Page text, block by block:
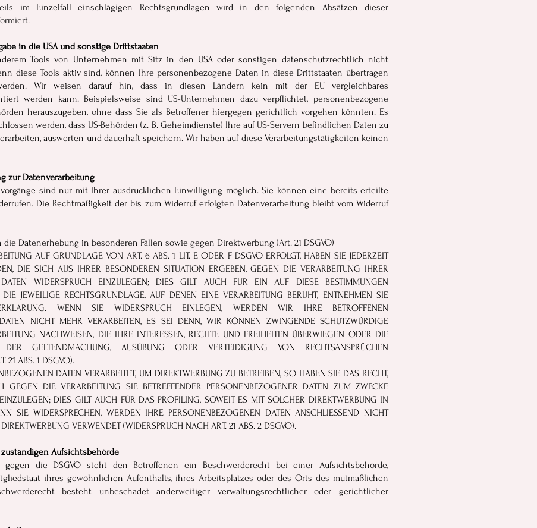
im Einzelfall einschlägigen Rechtsgrundlagen wird in den folgenden Absätzen dieser
in die USA und sonstige Drittstaaten
Tools von Unternehmen mit Sitz in den USA oder sonstigen datenschutzrechtlich nicht
diese Tools aktiv sind, können Ihre personenbezogene Daten in diese Drittstaaten übertragen
Wir weisen darauf hin, dass in diesen Ländern kein mit der EU vergleichbares
werden kann. Beispielsweise sind US-Unternehmen dazu verpflichtet, personenbezogene
herauszugeben, ohne dass Sie als Betroffener hiergegen gerichtlich vorgehen könnten. Es
werden, dass US-Behörden (z. B. Geheimdienste) Ihre auf US-Servern befindlichen Daten zu
auswerten und dauerhaft speichern. Wir haben auf diese Verarbeitungstätigkeiten keinen
zur Datenverarbeitung
sind nur mit Ihrer ausdrücklichen Einwilligung möglich. Sie können eine bereits erteilte
Die Rechtmäßigkeit der bis zum Widerruf erfolgten Datenverarbeitung bleibt vom Widerruf
Datenerhebung in besonderen Fällen sowie gegen Direktwerbung (Art. 21 DSGVO)
AUF GRUNDLAGE VON ART. 6 ABS. 1 LIT. E ODER F DSGVO ERFOLGT, HABEN SIE JEDERZEIT
DIE SICH AUS IHRER BESONDEREN SITUATION ERGEBEN, GEGEN DIE VERARBEITUNG IHRER
DATEN WIDERSPRUCH EINZULEGEN; DIES GILT AUCH FÜR EIN AUF DIESE BESTIMMUNGEN
DIE JEWEILIGE RECHTSGRUNDLAGE, AUF DENEN EINE VERARBEITUNG BERUHT, ENTNEHMEN SIE
WENN SIE WIDERSPRUCH EINLEGEN, WERDEN WIR IHRE BETROFFENEN
NICHT MEHR VERARBEITEN, ES SEI DENN, WIR KÖNNEN ZWINGENDE SCHUTZWÜRDIGE
NACHWEISEN, DIE IHRE INTERESSEN, RECHTE UND FREIHEITEN ÜBERWIEGEN ODER DIE
GELTENDMACHUNG, AUSÜBUNG ODER VERTEIDIGUNG VON RECHTSANSPRÜCHEN
21 ABS. 1 DSGVO).
DATEN VERARBEITET, UM DIREKTWERBUNG ZU BETREIBEN, SO HABEN SIE DAS RECHT,
GEGEN DIE VERARBEITUNG SIE BETREFFENDER PERSONENBEZOGENER DATEN ZUM ZWECKE
DIES GILT AUCH FÜR DAS PROFILING, SOWEIT ES MIT SOLCHER DIREKTWERBUNG IN
SIE WIDERSPRECHEN, WERDEN IHRE PERSONENBEZOGENEN DATEN ANSCHLIESSEND NICHT
VERWENDET (WIDERSPRUCH NACH ART. 21 ABS. 2 DSGVO).
Aufsichtsbehörde
gegen die DSGVO steht den Betroffenen ein Beschwerderecht bei einer Aufsichtsbehörde,
ihres gewöhnlichen Aufenthalts, ihres Arbeitsplatzes oder des Orts des mutmaßlichen
besteht unbeschadet anderweitiger verwaltungsrechtlicher oder gerichtlicher